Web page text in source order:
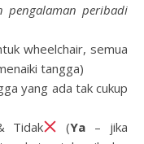
pengalaman peribadi
wheelchair, semua
tangga)
yang ada tak cukup
Tidak (Ya – jika